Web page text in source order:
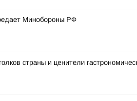
Минобороны РФ
страны и ценители